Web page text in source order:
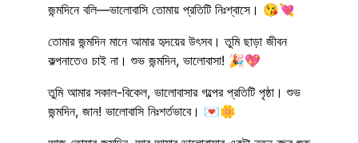
জন্মদিনে বলি—ভালোবাসি তোমায় প্রতিটি নিঃশ্বাসে। 😘💘
তোমার জন্মদিন মানে আমার হৃদয়ের উৎসব। তুমি ছাড়া জীবন
কল্পনাতেও চাই না। শুভ জন্মদিন, ভালোবাসা! 🎉💖
তুমি আমার সকাল-বিকেল, ভালোবাসার গল্পের প্রতিটি পৃষ্ঠা। শুভ
জন্মদিন, জান! ভালোবাসি নিঃশর্তভাবে। 💌🌼